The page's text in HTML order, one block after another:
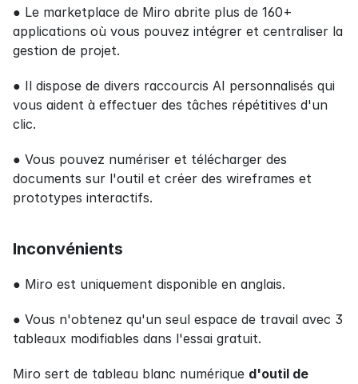
● Le marketplace de Miro abrite plus de 160+
applications où vous pouvez intégrer et centraliser la
gestion de projet.
● Il dispose de divers raccourcis AI personnalisés qui
vous aident à effectuer des tâches répétitives d'un
clic.
● Vous pouvez numériser et télécharger des
documents sur l'outil et créer des wireframes et
prototypes interactifs.
Inconvénients
● Miro est uniquement disponible en anglais.
● Vous n'obtenez qu'un seul espace de travail avec 3
tableaux modifiables dans l'essai gratuit.
Miro sert de tableau blanc numérique d'outil de